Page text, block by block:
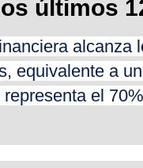
últimos
alcanza
equivalente a
el